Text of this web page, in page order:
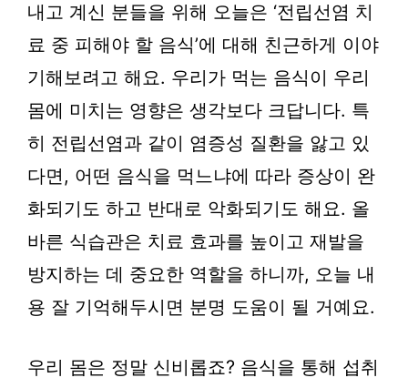
내고 계신 분들을 위해 오늘은 ‘전립선염 치
료 중 피해야 할 음식’에 대해 친근하게 이야
기해보려고 해요. 우리가 먹는 음식이 우리
몸에 미치는 영향은 생각보다 크답니다. 특
히 전립선염과 같이 염증성 질환을 앓고 있
다면, 어떤 음식을 먹느냐에 따라 증상이 완
화되기도 하고 반대로 악화되기도 해요. 올
바른 식습관은 치료 효과를 높이고 재발을
방지하는 데 중요한 역할을 하니까, 오늘 내
용 잘 기억해두시면 분명 도움이 될 거예요.
우리 몸은 정말 신비롭죠? 음식을 통해 섭취